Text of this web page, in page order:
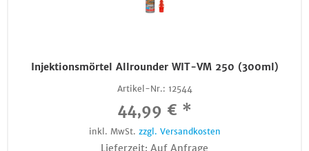
Injektionsmörtel Allrounder WIT-VM 250 (300ml)
Artikel-Nr.: 12544
44,99 € *
inkl. MwSt. zzgl. Versandkosten
Lieferzeit: Auf Anfrage